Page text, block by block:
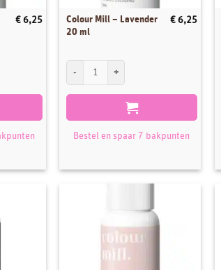
€6,25
Colour Mill – Lavender
20 ml
€ 6,25
Bestel en spaar 7 bakpunten